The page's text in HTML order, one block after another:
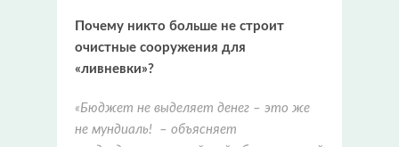
Почему никто больше не строит
очистные сооружения для
«ливневки»?
«Бюджет не выделяет денег – это же
не мундиаль! – объясняет